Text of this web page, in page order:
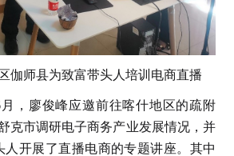
伽师县为致富带头人培训电商直播
，廖俊峰应邀前往喀什地区的疏附
克市调研电子商务产业发展情况，并
人开展了直播电商的专题讲座。其中